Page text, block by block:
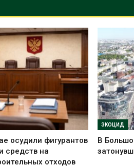
осудили фигурантов
средств на
отходов
ЭКОЦИД
В